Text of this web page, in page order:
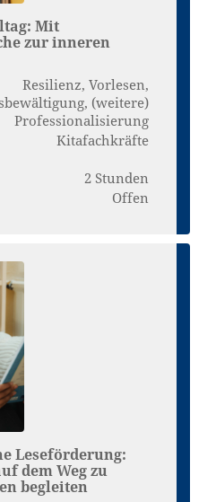
Mit
zur inneren
Resilienz, Vorlesen,
(weitere)
Professionalisierung
Kitafachkräfte
2 Stunden
Offen
Leseförderung:
dem Weg zu
begleiten